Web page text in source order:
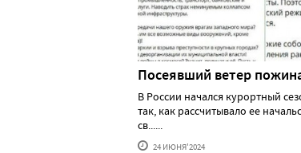
Посеявший ветер
В России начался курортный
так, как рассчитывало ее
св......
24 ИЮНЯ'2024